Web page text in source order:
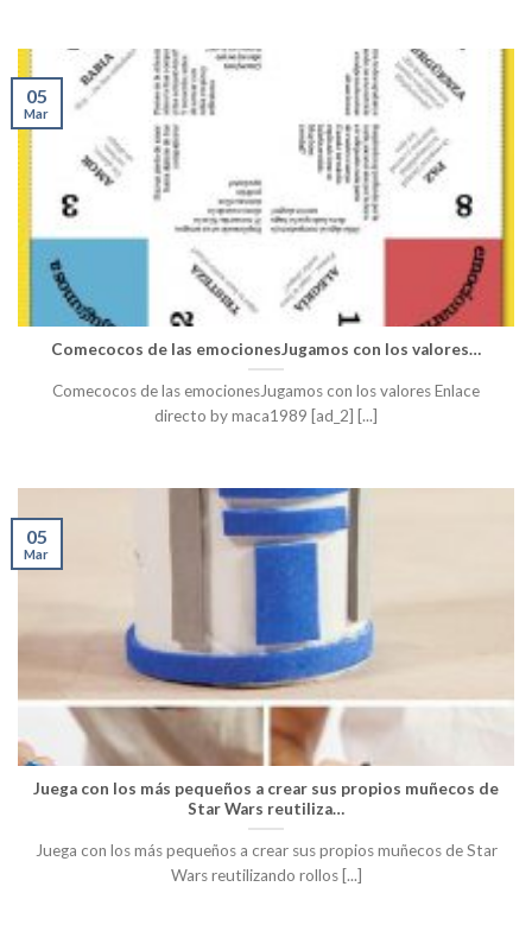
Comecocos de las emocionesJugamos con los valores…
Comecocos de las emocionesJugamos con los valores Enlace
directo by maca1989 [ad_2] [...]
05
Mar
Juega con los más pequeños a crear sus propios muñecos de
Star Wars reutiliza…
Juega con los más pequeños a crear sus propios muñecos de Star
Wars reutilizando rollos [...]
05
Mar